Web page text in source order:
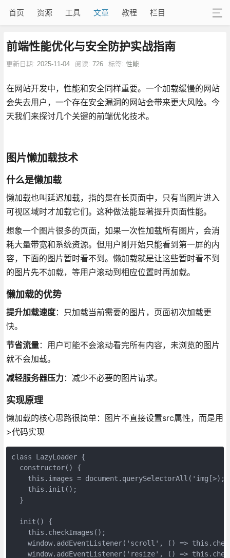
首页 资源 工具 文章 教程 栏目
前端性能优化与安全防护实战指南
更新日期: 2025-11-04 阅读: 726 标签: 性能
在网站开发中，性能和安全同样重要。一个加载缓慢的网站
会失去用户，一个存在安全漏洞的网站会带来更大风险。今
天我们来探讨几个关键的前端优化技术。
图片懒加载技术
什么是懒加载
懒加载也叫延迟加载，指的是在长页面中，只有当图片进入
可视区域时才加载它们。这种做法能显著提升页面性能。
想象一个图片很多的页面，如果一次性加载所有图片，会消
耗大量带宽和系统资源。但用户刚开始只能看到第一屏的内
容，下面的图片暂时看不到。懒加载就是让这些暂时看不到
的图片先不加载，等用户滚动到相应位置时再加载。
懒加载的优势
提升加载速度：只加载当前需要的图片，页面初次加载更
快。
节省流量：用户可能不会滚动看完所有内容，未浏览的图片
就不会加载。
减轻服务器压力：减少不必要的图片请求。
实现原理
懒加载的核心思路很简单：图片不直接设置src属性，而是用
>代码实现
class LazyLoader {
  constructor() {
    this.images = document.querySelectorAll('img[>);
    this.init();
  }
  init() {
    this.checkImages();
window.addEventListener('scroll', () =>
window.addEventListener('resize', () =>